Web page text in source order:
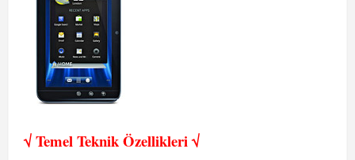
√ Temel Teknik Özellikleri √